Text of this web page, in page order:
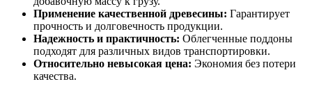
Применение качественной древесины: Гарантирует
прочность и долговечность продукции.
Надежность и практичность: Облегченные поддоны
подходят для различных видов транспортировки.
Относительно невысокая цена: Экономия без потери
качества.